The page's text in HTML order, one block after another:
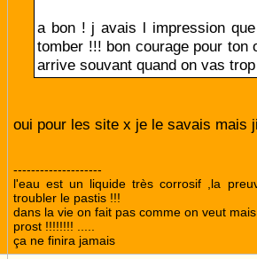
a bon ! j avais l impression
tomber !!! bon courage pour ton
arrive souvant quand on vas
oui pour les site x je le savais mais
--------------------
l'eau est un liquide très corrosif ,la
troubler le pastis !!!
dans la vie on fait pas comme on veut
prost !!!!!!!! .....
ça ne finira jamais